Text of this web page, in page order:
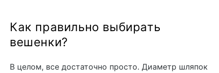
Как правильно выбирать
вешенки?
В целом, все достаточно просто. Диаметр шляпок